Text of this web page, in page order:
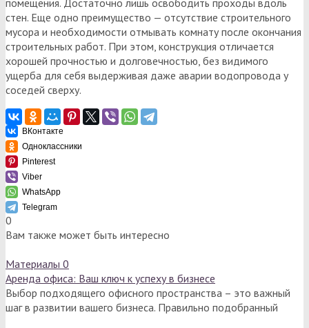
стен. Еще одно преимущество — отсутствие строительного
мусора и необходимости отмывать комнату после окончания
строительных работ. При этом, конструкция отличается
хорошей прочностью и долговечностью, без видимого
ущерба для себя выдерживая даже аварии водопровода у
соседей сверху.
ВКонтакте
Одноклассники
Pinterest
Viber
WhatsApp
Telegram
0
Вам также может быть интересно
Материалы 0
Аренда офиса: Ваш ключ к успеху в бизнесе
Выбор подходящего офисного пространства – это важный
шаг в развитии вашего бизнеса. Правильно подобранный